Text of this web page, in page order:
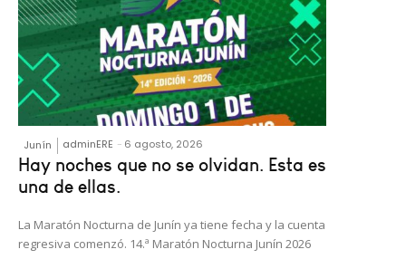
Junín adminERE - 6 agosto, 2026
Hay noches que no se olvidan. Esta es
una de ellas.
La Maratón Nocturna de Junín ya tiene fecha y la cuenta
regresiva comenzó. 14.ª Maratón Nocturna Junín 2026